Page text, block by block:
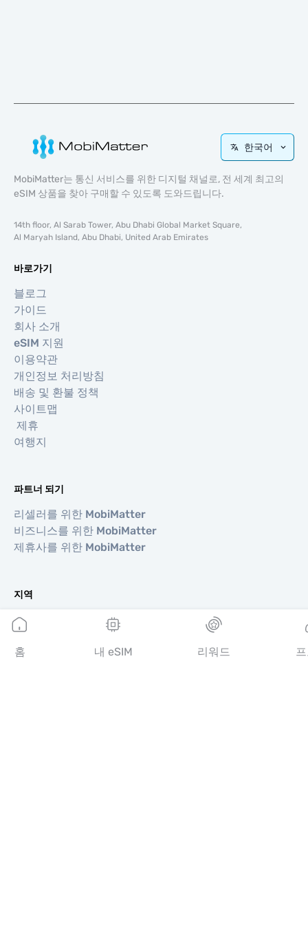
한국어
MobiMatter는 통신 서비스를 위한 디지털 채널로, 전 세계 최고의
eSIM 상품을 찾아 구매할 수 있도록 도와드립니다.
14th floor, Al Sarab Tower, Abu Dhabi Global Market Square,
Al Maryah Island, Abu Dhabi, United Arab Emirates
바로가기
블로그
가이드
회사 소개
eSIM 지원
이용약관
개인정보 처리방침
배송 및 환불 정책
사이트맵
제휴
여행지
파트너 되기
리셀러를 위한 MobiMatter
비즈니스를 위한 MobiMatter
제휴사를 위한 MobiMatter
지역
유럽 eSIM
아시아 eSIM
아메리카 eSIM
홈 내 eSIM 리워드